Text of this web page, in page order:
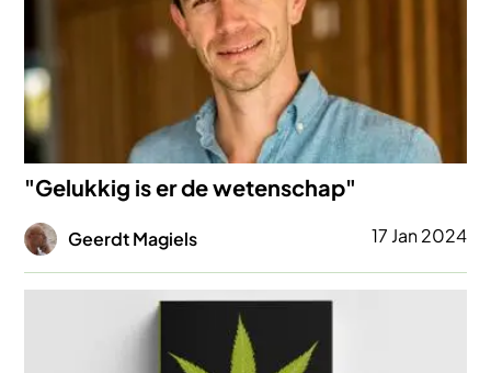
"Gelukkig is er de wetenschap"
Afbeelding
Geerdt Magiels 17 Jan 2024